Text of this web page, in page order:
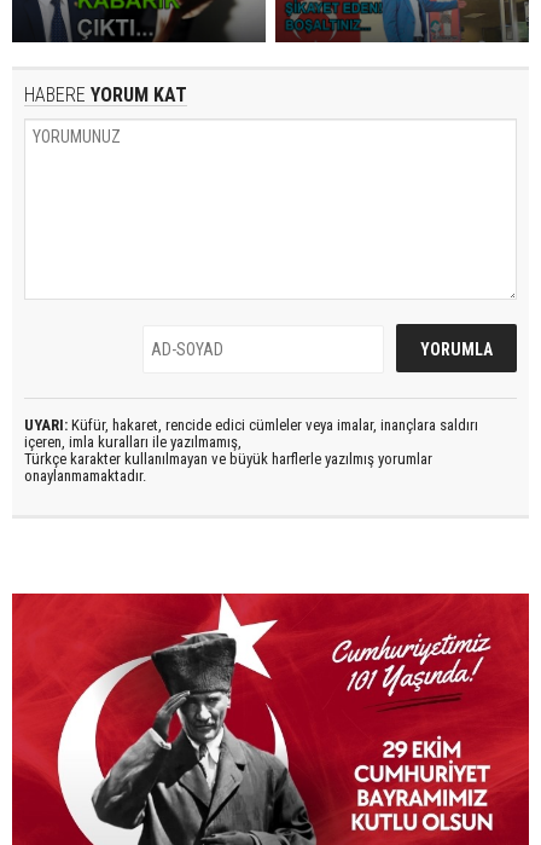
HABERE YORUM KAT
UYARI: Küfür, hakaret, rencide edici cümleler veya imalar, inançlara saldırı
içeren, imla kuralları ile yazılmamış,
Türkçe karakter kullanılmayan ve büyük harflerle yazılmış yorumlar
onaylanmamaktadır.